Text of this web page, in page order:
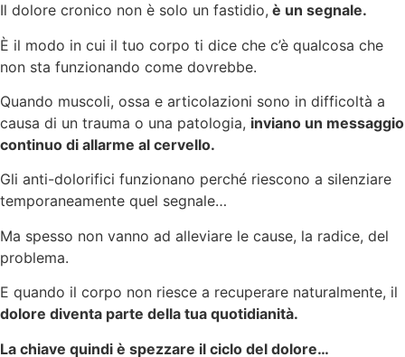
Il dolore cronico non è solo un fastidio, è un segnale.
È il modo in cui il tuo corpo ti dice che c’è qualcosa che
non sta funzionando come dovrebbe.
Quando muscoli, ossa e articolazioni sono in difficoltà a
causa di un trauma o una patologia, inviano un messaggio
continuo di allarme al cervello.
Gli anti-dolorifici funzionano perché riescono a silenziare
temporaneamente quel segnale…
Ma spesso non vanno ad alleviare le cause, la radice, del
problema.
E quando il corpo non riesce a recuperare naturalmente, il
dolore diventa parte della tua quotidianità.
La chiave quindi è spezzare il ciclo del dolore…